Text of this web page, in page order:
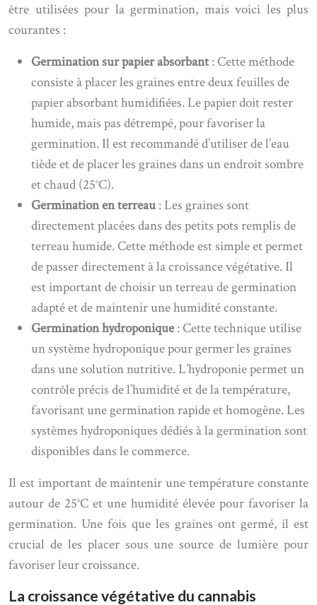
être utilisées pour la germination, mais voici les plus
courantes :
Germination sur papier absorbant: Cette méthode
consiste à placer les graines entre deux feuilles de
papier absorbant humidifiées. Le papier doit rester
humide, mais pas détrempé, pour favoriser la
germination. Il est recommandé d’utiliser de l’eau
tiède et de placer les graines dans un endroit sombre
et chaud (25°C).
Germination en terreau : Les graines sont
directement placées dans des petits pots remplis de
terreau humide. Cette méthode est simple et permet
de passer directement à la croissance végétative. Il
est important de choisir un terreau de germination
adapté et de maintenir une humidité constante.
Germination hydroponique: Cette technique utilise
un système hydroponique pour germer les graines
dans une solution nutritive. L’hydroponie permet un
contrôle précis de l’humidité et de la température,
favorisant une germination rapide et homogène. Les
systèmes hydroponiques dédiés à la germination sont
disponibles dans le commerce.
Il est important de maintenir une température constante
autour de 25°C et une humidité élevée pour favoriser la
germination. Une fois que les graines ont germé, il est
crucial de les placer sous une source de lumière pour
favoriser leur croissance.
La croissance végétative du cannabis